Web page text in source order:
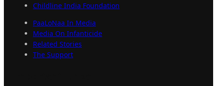
Childline India Foundation
PaaLoNaa In Media
Media On Infanticide
Related Stories
The Support